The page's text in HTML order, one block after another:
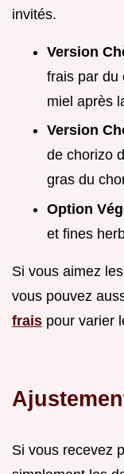
invités.
Version
frais par du
miel après
Version
de chorizo
gras du
Option
et fines
Si vous aimez
vous pouvez
frais pour varier
Si vous recevez